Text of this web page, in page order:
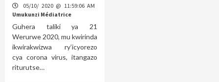
05/10/ 2020 @ 11:59:06 AM
Umukunzi Médiatrice
Guhera taliki ya 21
Werurwe 2020, mu kwirinda
ikwirakwizwa ry’icyorezo
cya corona virus, itangazo
riturutse…